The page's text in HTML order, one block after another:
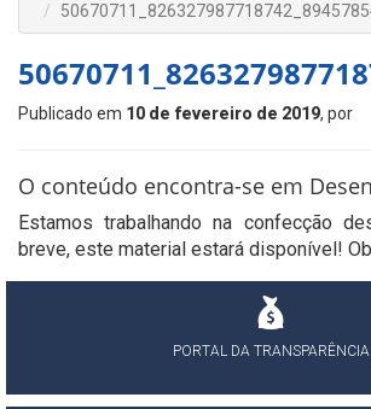
Publicado em 10 de fevereiro de 2019, por
O conteúdo encontra-se em
Estamos trabalhando na confecção
breve, este material estará disponível!
PORTAL DA TRANSPARÊNCIA